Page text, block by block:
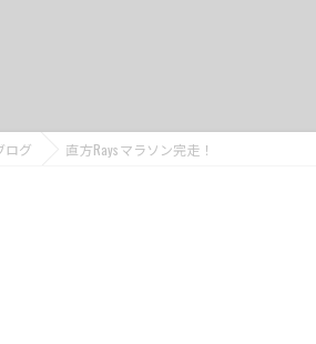
ログ 直方Raysマラソン完走！